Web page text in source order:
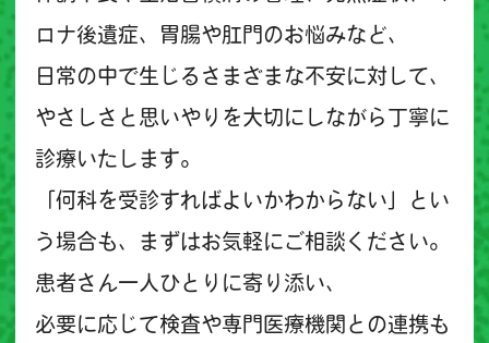
ロナ後遺症、胃腸や肛門のお悩みなど、
日常の中で生じるさまざまな不安に対して、
やさしさと思いやりを大切にしながら丁寧に
診療いたします。
「何科を受診すればよいかわからない」とい
う場合も、まずはお気軽にご相談ください。
患者さん一人ひとりに寄り添い、
必要に応じて検査や専門医療機関との連携も